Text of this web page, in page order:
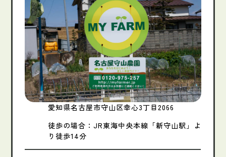
愛知県名古屋市守山区幸心3丁目2066
徒歩の場合：JR東海中央本線「新守山駅」よ
り徒歩14分